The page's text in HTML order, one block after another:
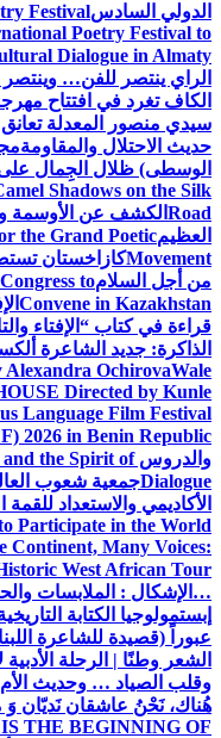
الدولي السادسFestival
Poetry Festival to
Dialogue in Almaty
الراي ينتصر للفن…
الكاف تغرد في افتتاح
سيدي منصور المعدلة تعانق
حديث الاحتلال والمقاومة
الوسطى) ظلال الجِمال
Shadows on the Silk
Road الكشف عن الأوسمة
العظيمthe Grand Poetic
Movementكازاخستان
من أجل السلامto
Convene in Kazakhstan
قراءة في كتاب “الإفتاء
الذاكرة: جديد الشاعرة
Alexandra OchirovaWale
Directed by Kunle
Language Film Festival
2026 in Benin Republic.
والدروسthe Spirit of
Dialogueجمعية شعوب
الأكاديمي والاستعداد للقمة
Participate in the World
Continent, Many Voices:
West African Tour
…الإشكال : الملابسات
إبستمولوجيا الكتابة
عبوراً (قصيدة للشاعرة
الشعر وطنًا | الرحلة
وقلب الصياد … وحديث
هُناك، نَحْنُ عاشقان نَديّان وَ
THE BEGINNING OF